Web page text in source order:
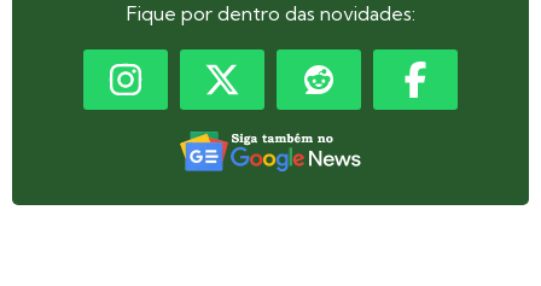
Fique por dentro das novidades: